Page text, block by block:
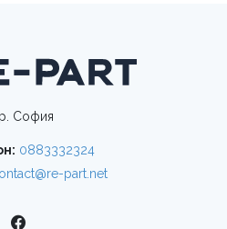
София
0883332324
part.net